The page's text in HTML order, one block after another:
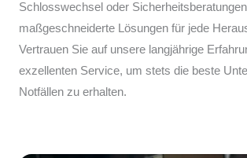
Schlosswechsel oder
maßgeschneiderte Lösungen für jede
Vertrauen Sie auf unsere langjährige
exzellenten Service, um stets die beste
Notfällen zu erhalten.